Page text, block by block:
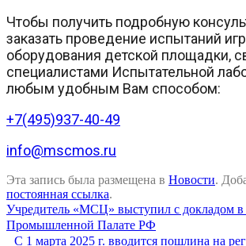
Чтобы получить подробную
заказать проведение испытаний
оборудования детской площадки,
специалистами Испытательной
любым удобным Вам способом:
+7(495)937-40-49
info@mscmos.ru
Эта запись была размещена в Новости.
постоянная ссылка.
Учредитель «МСЦ» выступил с докладом в
Промышленной Палате РФ
С 1 марта 2025 г. вводится пошлина на